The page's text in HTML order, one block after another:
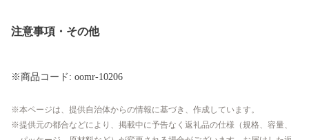
注意事項・その他
※商品コード: oomr-10206
本ページは、提供自治体からの情報に基づき、作成しています。
提供元の都合などにより、掲載中に予告なく返礼品の仕様（規格、容量、